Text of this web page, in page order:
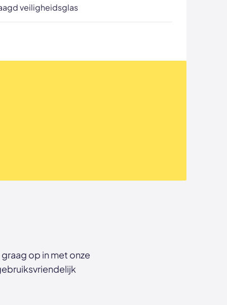
veiligheidsglas
op in met onze